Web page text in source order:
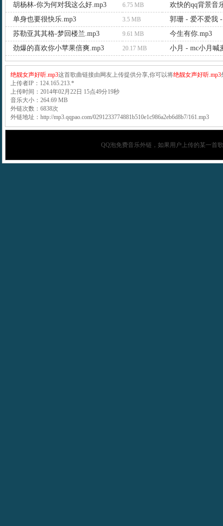
胡杨林-你为何对我这么好.mp3
6.75 MB
欢快的qq背景音
单身也要很快乐.mp3
3.5 MB
苏勒亚其其格-梦回楼兰.mp3 9.61 MB
今生有你.mp3
劲爆的喜欢你小苹果倍爽.mp3
20.17 MB 小月 - mc小月喊
绝靓女声好听.mp3这首歌曲链接由网友上传提供分享,你可以将绝靓女声好听.mp3
上传者IP：124.165.213.*
上传时间：2014年02月22日 15点49分19秒
音乐大小：264.69 MB
外链次数：6838次
外链地址：http://mp3.qqpao.com/0291233774881b510e1c986a2eb6d8b7/161.mp3
QQ泡免费音乐外链，如果用户上传的某一首